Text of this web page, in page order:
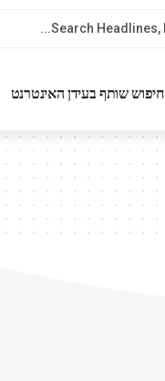
חיפוש שותף בעידן האינטרנט